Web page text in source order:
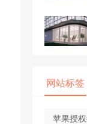
网站标签
苹果授